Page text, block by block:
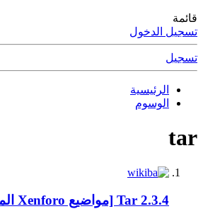
قائمة
تسجيل الدخول
تسجيل
الرئيسية
الوسوم
tar
Tar 2.3.4 [مواضيع Xenforo المميزة]